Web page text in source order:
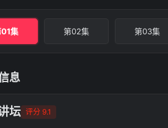
集 第02集 第03集
息
坛 评分 9.1